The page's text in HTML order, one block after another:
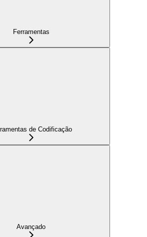
Ferramentas
de Codificação
Avançado